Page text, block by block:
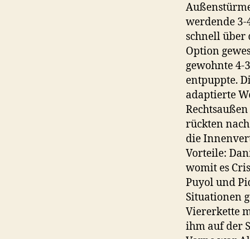
werdende 3-
schnell über
Option
gewohnte 4-
entpuppte.
adaptierte
rückten
die
Vorteile:
womit es
Puyol und
Situationen
Viererkette
ihm auf der